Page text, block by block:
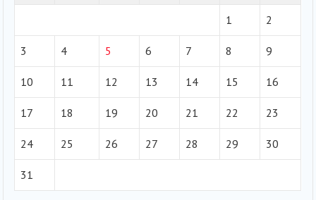
1 2
3 4 5 6 7 8 9
10 11 12 13 14 15 16
17 18 19 20 21 22 23
24 25 26 27 28 29 30
31